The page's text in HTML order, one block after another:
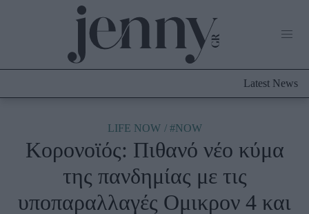
Culture
Fashion
Styling Tips
Latest News
LIFE NOW #NOW
Κορονοϊός: Πιθανό νέο κύμα
της πανδημίας με τις
υποπαραλλαγές Ομικρον 4 και